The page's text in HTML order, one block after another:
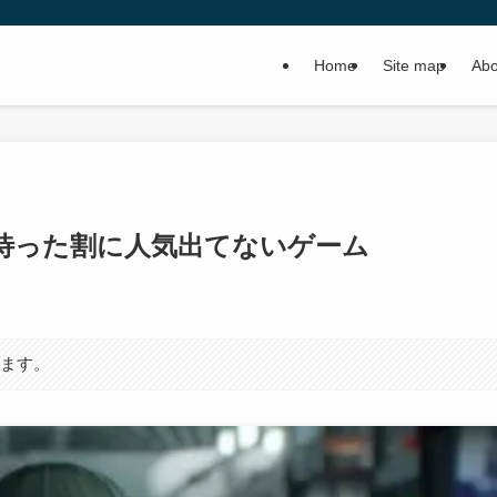
Home Site map
た割に人気出てないゲーム
す。